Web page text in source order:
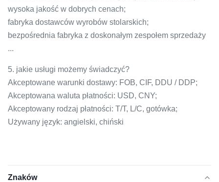
wysoka jakość w dobrych cenach;
fabryka dostawców wyrobów stolarskich;
bezpośrednia fabryka z doskonałym zespołem sprzedaży
...
5. jakie usługi możemy świadczyć?
Akceptowane warunki dostawy: FOB, CIF, DDU / DDP;
Akceptowana waluta płatności: USD, CNY;
Akceptowany rodzaj płatności: T/T, L/C, gotówka;
Używany język: angielski, chiński
Znaków